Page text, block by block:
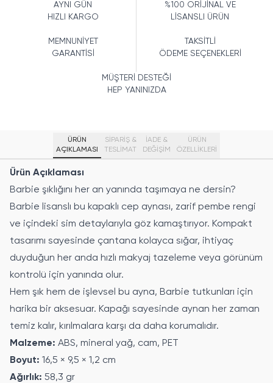
AYNI GÜN
HIZLI KARGO
%100 ORİJİNAL VE
LİSANSLI ÜRÜN
MEMNUNİYET
GARANTİSİ
TAKSİTLİ
ÖDEME SEÇENEKLERİ
MÜŞTERİ DESTEĞİ
HEP YANINIZDA
ÜRÜN
AÇIKLAMASI
SİPARİŞ &
TESLİMAT
İADE &
DEĞİŞİM
ÜRÜN
ÖZELLIKLERI
Ürün Açıklaması
Barbie şıklığını her an yanında taşımaya ne dersin?
Barbie lisanslı bu kapaklı cep aynası, zarif pembe rengi
ve içindeki sim detaylarıyla göz kamaştırıyor. Kompakt
tasarımı sayesinde çantana kolayca sığar, ihtiyaç
duyduğun her anda hızlı makyaj tazeleme veya görünüm
kontrolü için yanında olur.
Hem şık hem de işlevsel bu ayna, Barbie tutkunları için
harika bir aksesuar. Kapağı sayesinde aynan her zaman
temiz kalır, kırılmalara karşı da daha korumalıdır.
Malzeme: ABS, mineral yağ, cam, PET
Boyut: 16,5 × 9,5 × 1,2 cm
Ağırlık: 58,3 gr